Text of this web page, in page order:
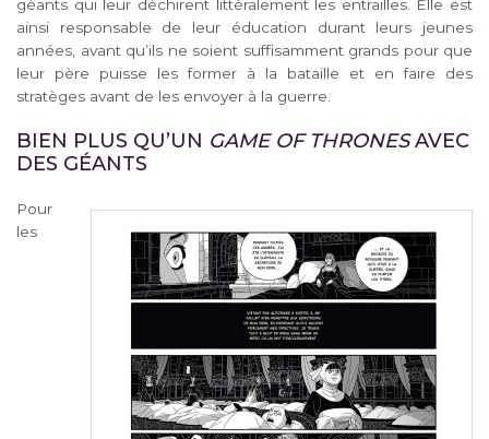
géants qui leur déchirent littéralement les entrailles. Elle est
ainsi responsable de leur éducation durant leurs jeunes
années, avant qu’ils ne soient suffisamment grands pour que
leur père puisse les former à la bataille et en faire des
stratèges avant de les envoyer à la guerre.
BIEN PLUS QU’UN GAME OF THRONESAVEC
DES GÉANTS
Pour
les